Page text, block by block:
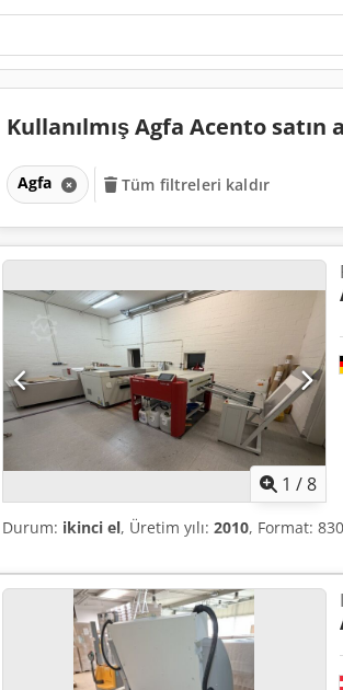
Kullanılmış Agfa Acento satın
Agfa Tüm filtreleri kaldır
1 /8
Durum: ikinci el, Üretim yılı: 2010, Format: